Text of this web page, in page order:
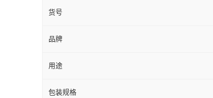
货号
品牌
用途
包装规格